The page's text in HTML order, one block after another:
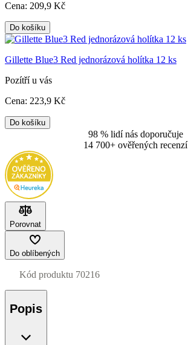
Cena: 209,9 Kč
Do košíku
Gillette Blue3 Red jednorázová holítka 12 ks
Pozítří u vás
Cena: 223,9 Kč
Do košíku
98 % lidí nás doporučuje
14 700+ ověřených recenzí
Porovnat
Do oblíbených
Kód produktu 70216
Popis